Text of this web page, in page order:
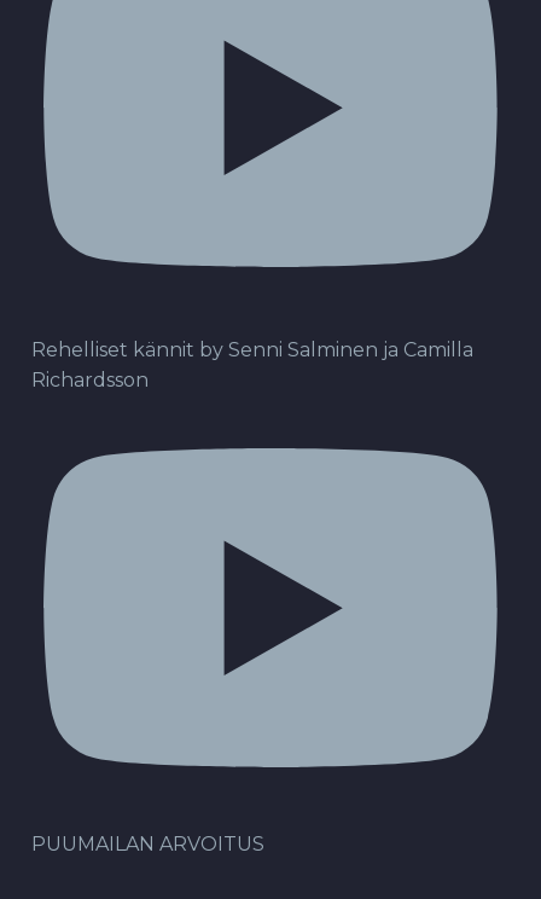
Rehelliset kännit by Senni Salminen ja Camilla
Richardsson
PUUMAILAN ARVOITUS